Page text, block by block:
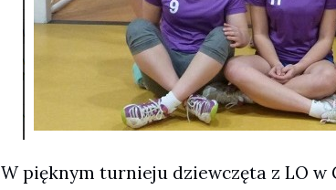
W pięknym turnieju dziewczęta z LO w